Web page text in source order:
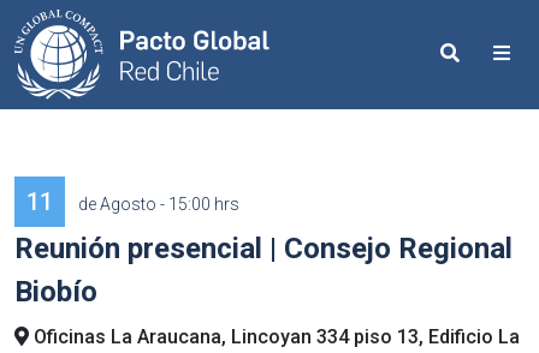
Search
11 de Agosto - 15:00 hrs
Reunión presencial | Consejo Regional
Biobío
Oficinas La Araucana, Lincoyan 334 piso 13, Edificio La